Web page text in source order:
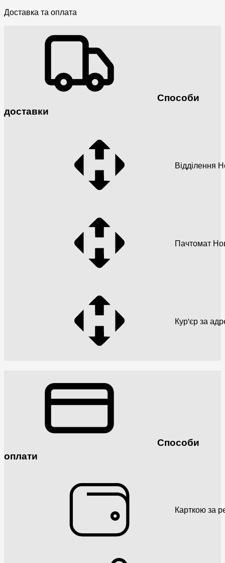
Доставка та оплата
Способи
доставки
Відділення
Пачтомат
Кур'єр за
Способи
оплати
Карткою за